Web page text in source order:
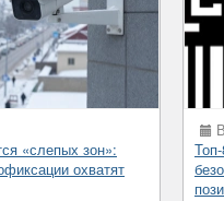
«слепых зон»:
охватят